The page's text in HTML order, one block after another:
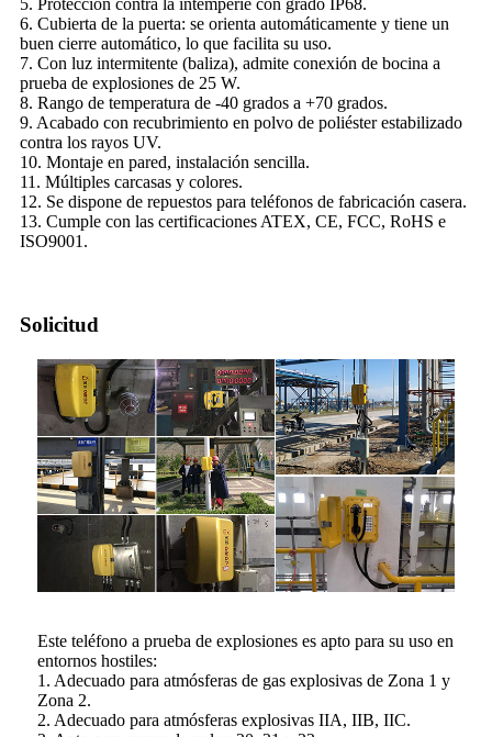
5. Protección contra la intemperie con grado IP68.
6. Cubierta de la puerta: se orienta automáticamente y tiene un
buen cierre automático, lo que facilita su uso.
7. Con luz intermitente (baliza), admite conexión de bocina a
prueba de explosiones de 25 W.
8. Rango de temperatura de -40 grados a +70 grados.
9. Acabado con recubrimiento en polvo de poliéster estabilizado
contra los rayos UV.
10. Montaje en pared, instalación sencilla.
11. Múltiples carcasas y colores.
12. Se dispone de repuestos para teléfonos de fabricación casera.
13. Cumple con las certificaciones ATEX, CE, FCC, RoHS e
ISO9001.
Solicitud
Este teléfono a prueba de explosiones es apto para su uso en
entornos hostiles:
1. Adecuado para atmósferas de gas explosivas de Zona 1 y
Zona 2.
2. Adecuado para atmósferas explosivas IIA, IIB, IIC.